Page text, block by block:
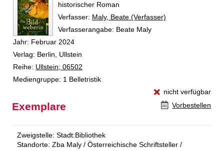
historischer Roman
Verfasser: Suche nach diesem Verfasser
Maly, Beate (Verfasser)
Verfasserangabe: Beate Maly
Jahr: Februar 2024
Verlag: Berlin, Ullstein
Reihe: Ullstein; 06502
Mediengruppe: 1 Belletristik
nicht verfügbar
Vorbestellen
Exemplare
Zweigstelle: Stadt:Bibliothek
Standorte: Zba Maly / Österreichische Schriftsteller /